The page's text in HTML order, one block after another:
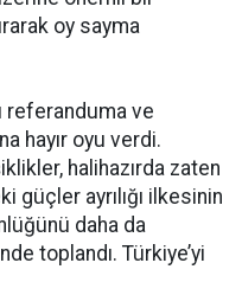
oy sayma
referanduma ve
hayır oyu verdi.
halihazırda zaten
güçler ayrılığı ilkesinin
daha da
toplandı. Türkiye’yi